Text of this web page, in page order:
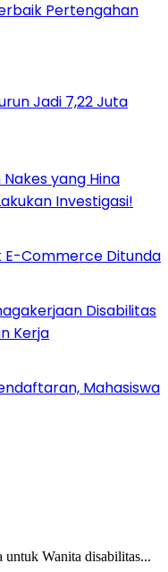
Pertengahan
Jadi 7,22 Juta
yang Hina
Investigasi!
E-Commerce Ditunda
Disabilitas
Kerja
Mahasiswa
untuk Wanita disabilitas...